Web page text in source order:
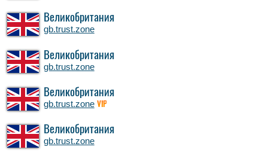
Великобритания
gb.trust.zone
Великобритания
gb.trust.zone
Великобритания
gb.trust.zone VIP
Великобритания
gb.trust.zone